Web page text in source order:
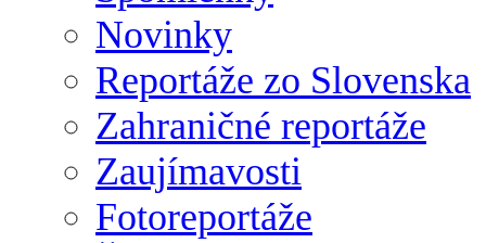
Novinky
Reportáže zo Slovenska
Zahraničné reportáže
Zaujímavosti
Fotoreportáže